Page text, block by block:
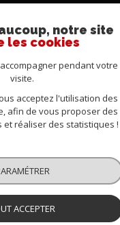
JUSTINE DISSANE
notre site
les cookies
pendant votre
visite.
acceptez l'utilisation des
afin de vous proposer des
réaliser des statistiques !
ACCEPTER